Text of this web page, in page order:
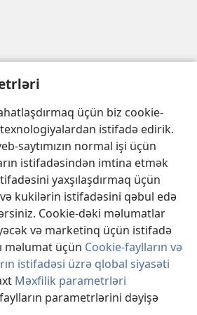
üçün biz cookie-
istifadə edirik.
saytımızın normal işi üçün
istifadəsindən imtina etmək
yaxşılaşdırmaq üçün
kukilərin istifadəsini qəbul edə
Cookie-dəki məlumatlar
və marketinq üçün istifadə
məlumat üçün Cookie-faylların və
istifadəsi üzrə qlobal siyasəti
Məxfilik parametrləri
parametrlərini dəyişə
KİTABXANASI™
Bible and Tract Society of Pennsylvania.